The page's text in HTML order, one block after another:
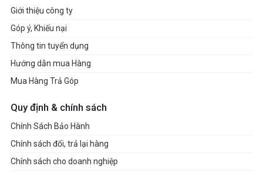
Giới thiệu công ty
Góp ý, Khiếu nại
Thông tin tuyển dụng
Hướng dẫn mua Hàng
Mua Hàng Trả Góp
Quy định & chính sách
Chính Sách Bảo Hành
Chính sách đổi, trả lại hàng
Chính sách cho doanh nghiệp